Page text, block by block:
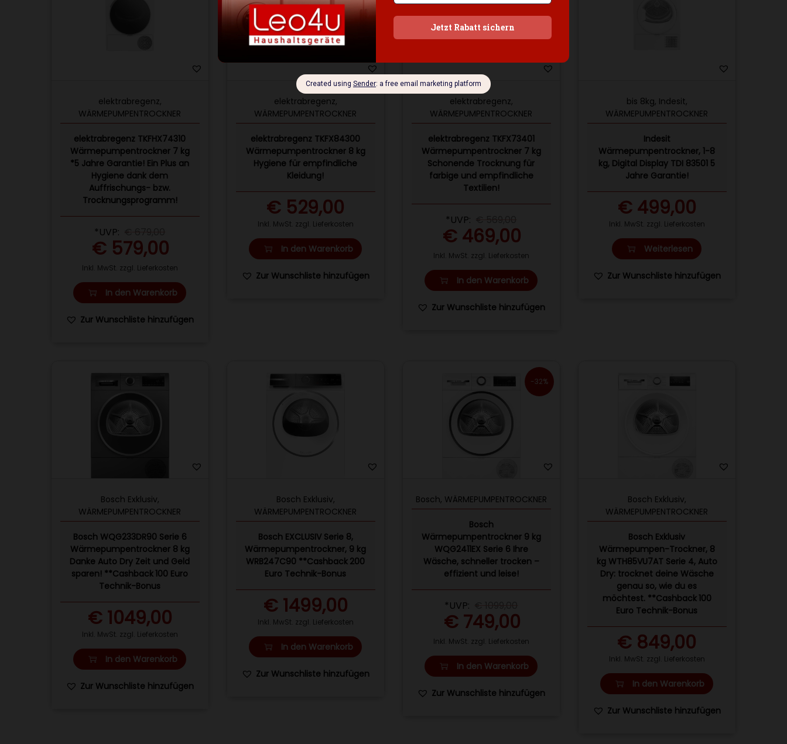
elektrabregenz,
WÄRMEPUMPENTROCKNER
elektrabregenz TKFHX74310
Wärmepumpentrockner 7 kg
*5 Jahre Garantie! Ein Plus an
Hygiene dank dem
Auffrischungs- bzw.
Trocknungsprogramm!
*UVP:
€ 579,00
Inkl. MwSt. zzgl. Lieferkosten
In den Warenkorb
Zur Wunschliste hinzufügen
elektrabregenz,
WÄRMEPUMPENTROCKNER
elektrabregenz TKFX84300
Wärmepumpentrockner 8 kg
Hygiene für empfindliche
Kleidung!
€ 529,00
Inkl. MwSt. zzgl. Lieferkosten
In den Warenkorb
Zur Wunschliste hinzufügen
elektrabregenz,
WÄRMEPUMPENTROCKNER
elektrabregenz TKFX73401
Wärmepumpentrockner 7 kg
Schonende Trocknung für
farbige und empfindliche
Textilien!
*UVP:
€ 469,00
Inkl. MwSt. zzgl. Lieferkosten
In den Warenkorb
Zur Wunschliste hinzufügen
bis 8kg, Indesit,
WÄRMEPUMPENTROCKNER
Indesit
Wärmepumpentrockner, 1-8
kg, Digital Display TDI 83501 5
Jahre Garantie!
€499,00
Inkl. MwSt. zzgl. Lieferkosten
Weiterlesen
Zur Wunschliste hinzufügen
Bosch Exklusiv,
WÄRMEPUMPENTROCKNER
Bosch WQG233DR90 Serie 6
Wärmepumpentrockner 8 kg
Danke Auto Dry Zeit und Geld
sparen! **Cashback 100 Euro
Technik-Bonus
€1049,00
Inkl. MwSt. zzgl. Lieferkosten
In den Warenkorb
Zur Wunschliste hinzufügen
Bosch Exklusiv,
WÄRMEPUMPENTROCKNER
Bosch EXCLUSIV Serie 8,
Wärmepumpentrockner, 9 kg
WRB247C90 **Cashback 200
Euro Technik-Bonus
€1499,00
Inkl. MwSt. zzgl. Lieferkosten
In den Warenkorb
Zur Wunschliste hinzufügen
-32%
Bosch, WÄRMEPUMPENTROCKNER
Bosch
Wärmepumpentrockner 9 kg
WQG2411EX Serie 6 Ihre
Wäsche, schneller trocken –
effizient und leise!
*UVP:
€749,00
Inkl. MwSt. zzgl. Lieferkosten
In den Warenkorb
Zur Wunschliste hinzufügen
Bosch Exklusiv,
WÄRMEPUMPENTROCKNER
Bosch Exklusiv
Wärmepumpen-Trockner, 8
kg WTH85VU7AT Serie 4, Auto
Dry: trocknet deine Wäsche
genau so, wie du es
möchtest. **Cashback 100
Euro Technik-Bonus
€ 849,00
Inkl. MwSt. zzgl. Lieferkosten
In den Warenkorb
Zur Wunschliste hinzufügen